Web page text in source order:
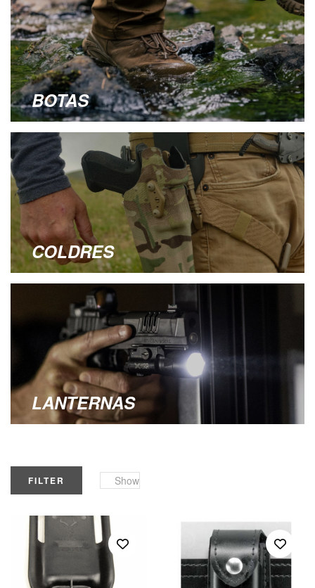
BOTAS
COLDRES
LANTERNAS
FILTER Show